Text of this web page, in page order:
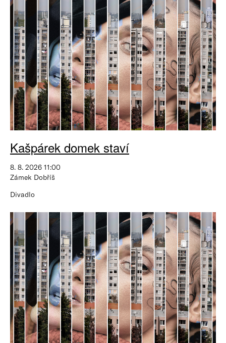
Kašpárek domek staví
8. 8. 2026 11:00
Zámek Dobříš
Divadlo